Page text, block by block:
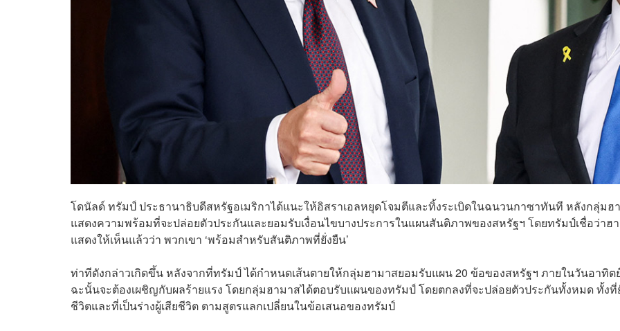
โดนัลด์ ทรัมป์ ประธานาธิบดีสหรัฐอเมริกาได้แนะให้อิสราเอลหยุดโจมตีและทิ้งระเบิดในฉนวนกาซาทันที หลังกลุ่มฮ
แสดงความพร้อมที่จะปล่อยตัวประกันและยอมรับเงื่อนไขบางประการในแผนสันติภาพของสหรัฐฯ โดยทรัมป์เชื่อว่าฮ
แสดงให้เห็นแล้วว่า พวกเขา ‘พร้อมสำหรับสันติภาพที่ยั่งยืน’
ท่าทีดังกล่าวเกิดขึ้น หลังจากที่ทรัมป์ ได้กำหนดเส้นตายให้กลุ่มฮามาสยอมรับแผน 20 ข้อของสหรัฐฯ ภายในวันอาทิต
ฉะนั้นจะต้องเผชิญกับผลร้ายแรง โดยกลุ่มฮามาสได้ตอบรับแผนของทรัมป์ โดยตกลงที่จะปล่อยตัวประกันทั้งหมด ทั้งที่
ชีวิตและที่เป็นร่างผู้เสียชีวิต ตามสูตรแลกเปลี่ยนในข้อเสนอของทรัมป์